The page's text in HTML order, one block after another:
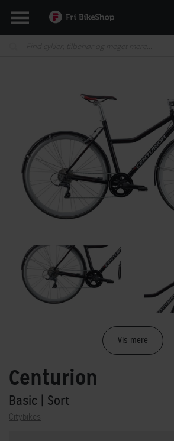
Vis mere
Centurion
Basic | Sort
Citybikes